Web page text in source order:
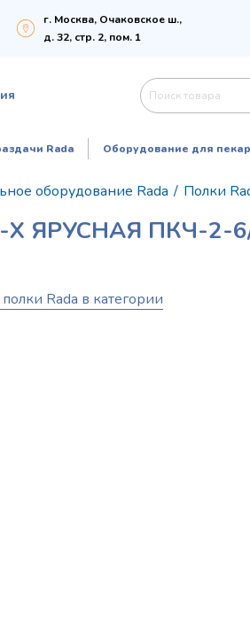
г. Москва, Очаковское ш.,
д. 32, стр. 2, пом. 1
Rada Оборудование для
оборудование Rada / Полки
ЯРУСНАЯ ПКЧ-2-
Rada в категории